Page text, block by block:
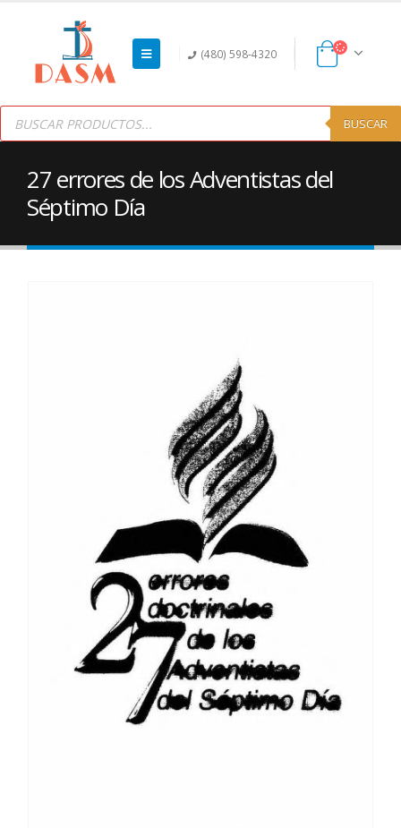
(480) 598-4320
Products
search BUSCAR
27 errores de los Adventistas del
Séptimo Día